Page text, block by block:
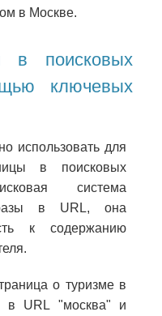
в Москве.
в поисковых
ключевых
использовать для
в поисковых
система
в URL, она
к содержанию
о туризме в
в URL "москва" и